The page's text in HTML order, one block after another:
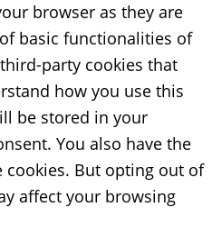
browser as they are
basic functionalities of
party cookies that
how you use this
be stored in your
You also have the
But opting out of
affect your browsing